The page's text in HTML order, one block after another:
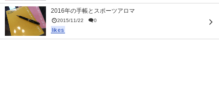
2016年の手帳とスポーツアロマ
2015/11/22 0
likes